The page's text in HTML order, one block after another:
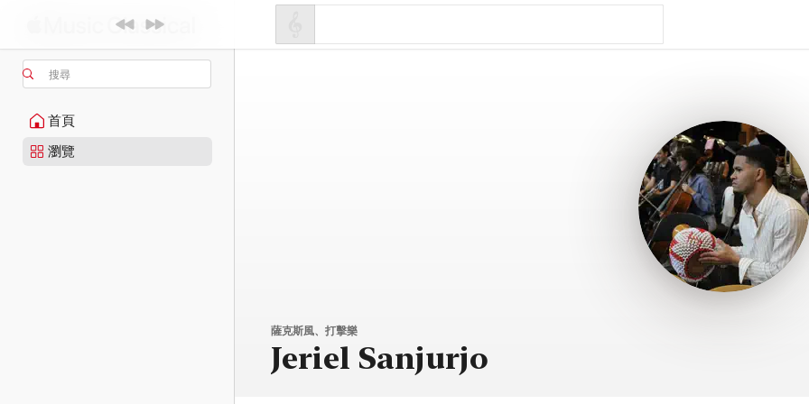
搜尋
首頁
瀏覽
薩克斯風、打擊樂
Jeriel Sanjurjo